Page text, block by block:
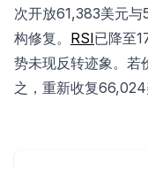
次开放61,383美元
构修复。 RSI已降至
势未现反转迹象。
之，重新收复66,024